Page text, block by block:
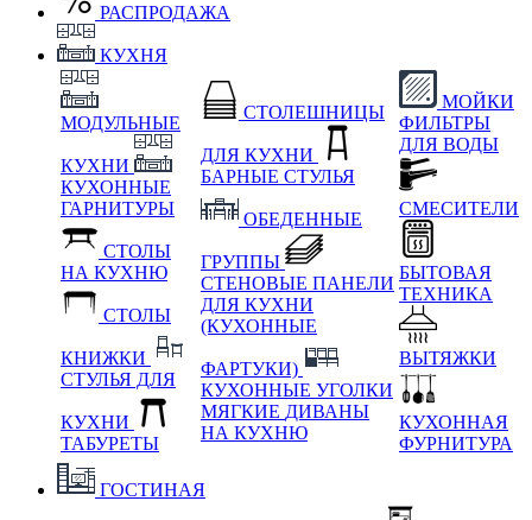
РАСПРОДАЖА
КУХНЯ
МОДУЛЬНЫЕ
КУХНИ
КУХОННЫЕ
ГАРНИТУРЫ
СТОЛЫ
НА КУХНЮ
СТОЛЫ
КНИЖКИ
СТУЛЬЯ ДЛЯ
КУХНИ
ТАБУРЕТЫ
СТОЛЕШНИЦЫ
ДЛЯ КУХНИ
БАРНЫЕ СТУЛЬЯ
ОБЕДЕННЫЕ
ГРУППЫ
СТЕНОВЫЕ ПАНЕЛИ
ДЛЯ КУХНИ
(КУХОННЫЕ
ФАРТУКИ)
КУХОННЫЕ УГОЛКИ
МЯГКИЕ ДИВАНЫ
НА КУХНЮ
МОЙКИ
ФИЛЬТРЫ
ДЛЯ ВОДЫ
СМЕСИТЕЛИ
БЫТОВАЯ
ТЕХНИКА
ВЫТЯЖКИ
КУХОННАЯ
ФУРНИТУРА
ГОСТИНАЯ